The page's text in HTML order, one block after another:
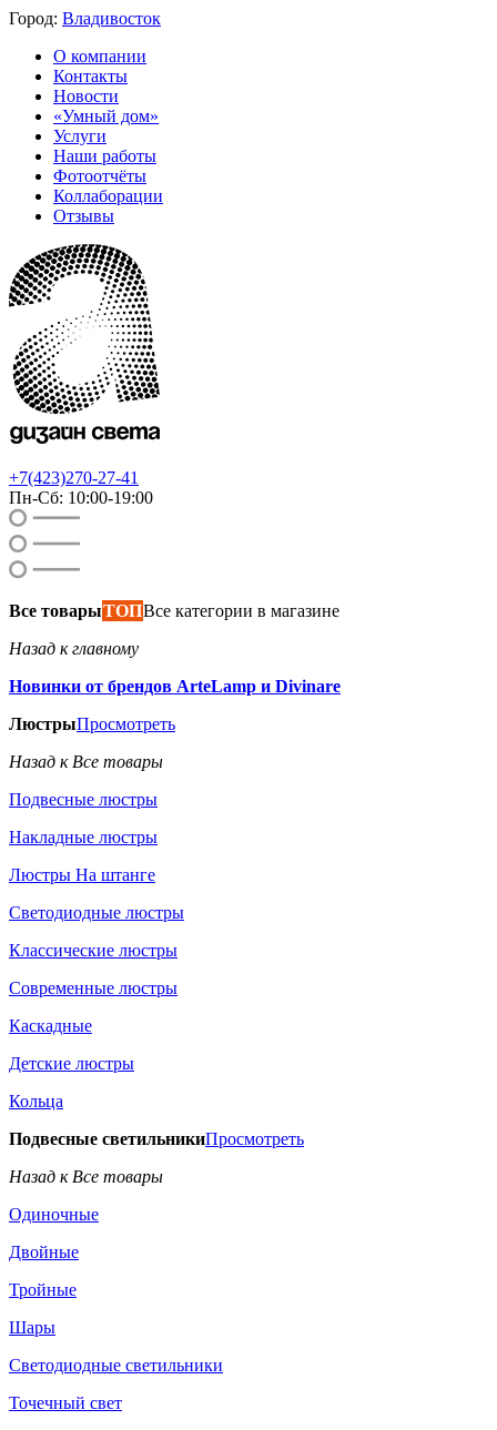
Город: Владивосток
О компании
Контакты
Новости
«Умный дом»
Услуги
Наши работы
Фотоотчёты
Коллаборации
Отзывы
+7(423)270-27-41
Пн-Сб: 10:00-19:00
Все товарыТОПВсе категории в магазине
Назад к главному
Новинки от брендов ArteLamp и Divinare
ЛюстрыПросмотреть
Назад к Все товары
Подвесные люстры
Накладные люстры
Люстры На штанге
Светодиодные люстры
Классические люстры
Современные люстры
Каскадные
Детские люстры
Кольца
Подвесные светильникиПросмотреть
Назад к Все товары
Одиночные
Двойные
Тройные
Шары
Светодиодные светильники
Точечный свет